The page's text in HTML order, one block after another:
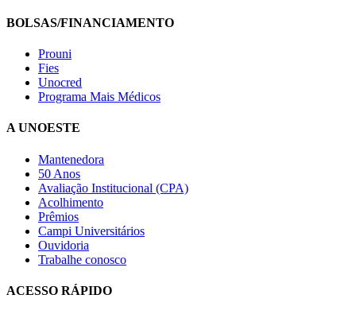
BOLSAS/FINANCIAMENTO
Prouni
Fies
Unocred
Programa Mais Médicos
A UNOESTE
Mantenedora
50 Anos
Avaliação Institucional (CPA)
Acolhimento
Prêmios
Campi Universitários
Ouvidoria
Trabalhe conosco
ACESSO RÁPIDO